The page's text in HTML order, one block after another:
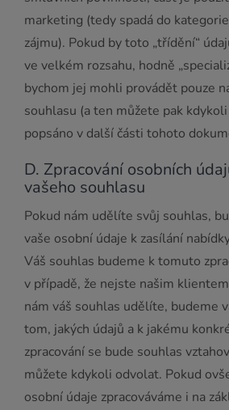
marketing (tedy spadá do
zájmu). Pokud by toto „třídění“
ve velkém rozsahu, hodně
bychom jej mohli provádět pouze
souhlasu (a ten můžete pak
popsáno v další části tohoto
D. Zpracování osobních
vašeho souhlasu
Pokud nám udělíte svůj souhlas,
vaše osobní údaje k zasílání
Váš souhlas budeme k tomuto
v případě, že nejste našim
nám váš souhlas udělíte, budeme
tom, jakých údajů a k jakému
zpracování se bude souhlas
můžete kdykoli odvolat. Pokud
osobní údaje zpracováváme i na